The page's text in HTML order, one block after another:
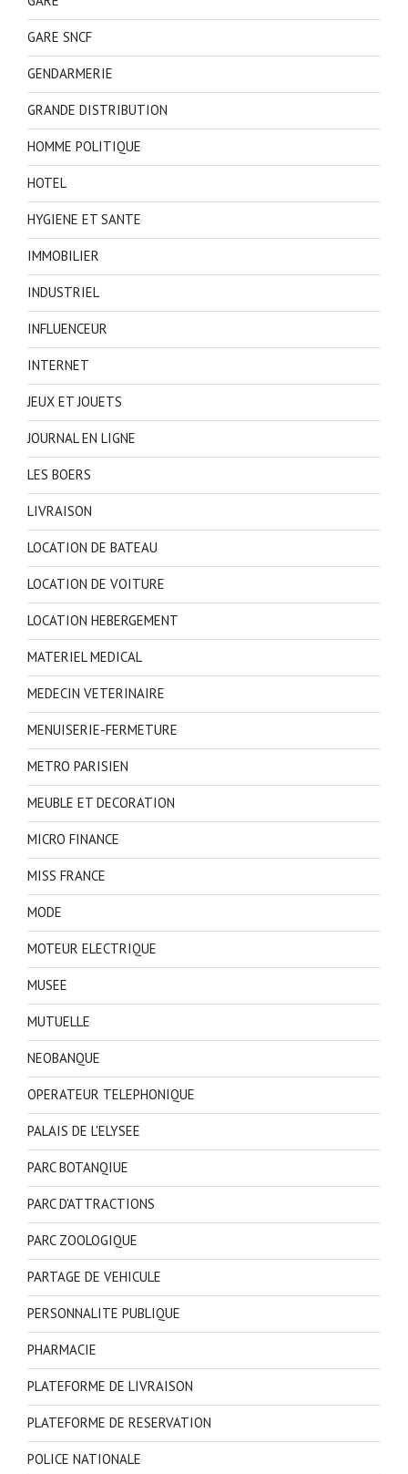
GARE SNCF
GENDARMERIE
GRANDE DISTRIBUTION
HOMME POLITIQUE
HOTEL
HYGIENE ET SANTE
IMMOBILIER
INDUSTRIEL
INFLUENCEUR
INTERNET
JEUX ET JOUETS
JOURNAL EN LIGNE
LES BOERS
LIVRAISON
LOCATION DE BATEAU
LOCATION DE VOITURE
LOCATION HEBERGEMENT
MATERIEL MEDICAL
MEDECIN VETERINAIRE
MENUISERIE-FERMETURE
METRO PARISIEN
MEUBLE ET DECORATION
MICRO FINANCE
MISS FRANCE
MODE
MOTEUR ELECTRIQUE
MUSEE
MUTUELLE
NEOBANQUE
OPERATEUR TELEPHONIQUE
PALAIS DE L'ELYSEE
PARC BOTANQIUE
PARC D'ATTRACTIONS
PARC ZOOLOGIQUE
PARTAGE DE VEHICULE
PERSONNALITE PUBLIQUE
PHARMACIE
PLATEFORME DE LIVRAISON
PLATEFORME DE RESERVATION
POLICE NATIONALE